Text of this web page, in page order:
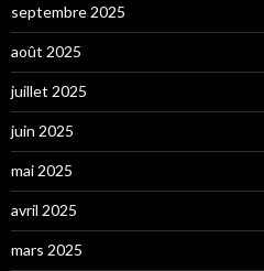
septembre 2025
août 2025
juillet 2025
juin 2025
mai 2025
avril 2025
mars 2025